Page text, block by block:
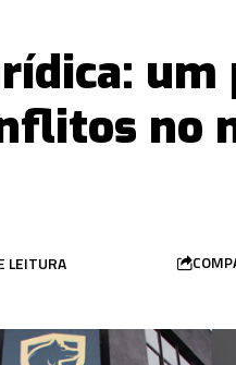
um
no
LEITURA